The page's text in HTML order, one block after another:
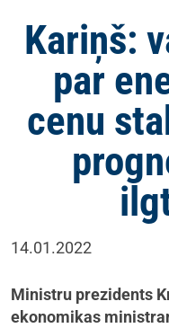
Kariņš:
par
cenu
14.01.2022
Ministru prezidents
ekonomikas